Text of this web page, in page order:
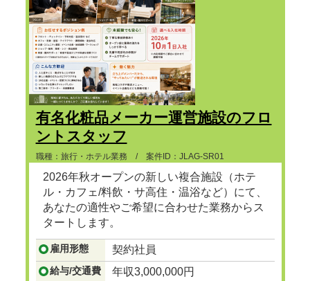
有名化粧品メーカー運営施設のフロ
ントスタッフ
職種：旅行・ホテル業務 / 案件ID：JLAG-SR01
2026年秋オープンの新しい複合施設（ホテ
ル・カフェ/料飲・サ高住・温浴など）にて、
あなたの適性やご希望に合わせた業務からス
タートします。
【お任せするポジション例】
...つづきを見る
雇用形態 契約社員
給与/交通費 年収3,000,000円